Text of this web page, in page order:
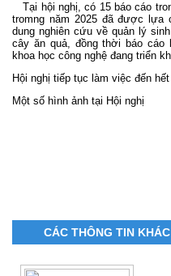
Tại hội nghị, có 15 báo cáo
tromng năm 2025 đã được lựa
dung nghiên cứu về quản lý
cây ăn quả, đồng thời báo
khoa học công nghệ đang triển
Hội nghị tiếp tục làm việc đến
Một số hình ảnh tại Hội nghị
CÁC THÔNG TIN